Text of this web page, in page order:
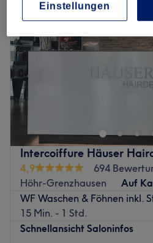
Intercoiffure Häuser
4,9
694
Höhr-Grenzhausen
Auf
WF Waschen & Föhnen inkl.
15 Min. - 1 Std.
Schnellansicht Saloninfos
Einstellungen